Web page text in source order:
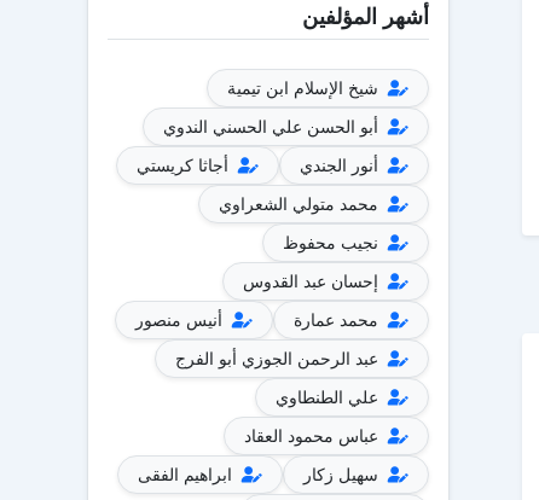
أشهر المؤلفين
شيخ الإسلام ابن تيمية
أبو الحسن علي الحسني الندوي
أنور الجندي
أجاثا كريستي
محمد متولي الشعراوي
نجيب محفوظ
إحسان عبد القدوس
محمد عمارة
أنيس منصور
عبد الرحمن الجوزي أبو الفرج
علي الطنطاوي
عباس محمود العقاد
سهيل زكار
ابراهيم الفقى